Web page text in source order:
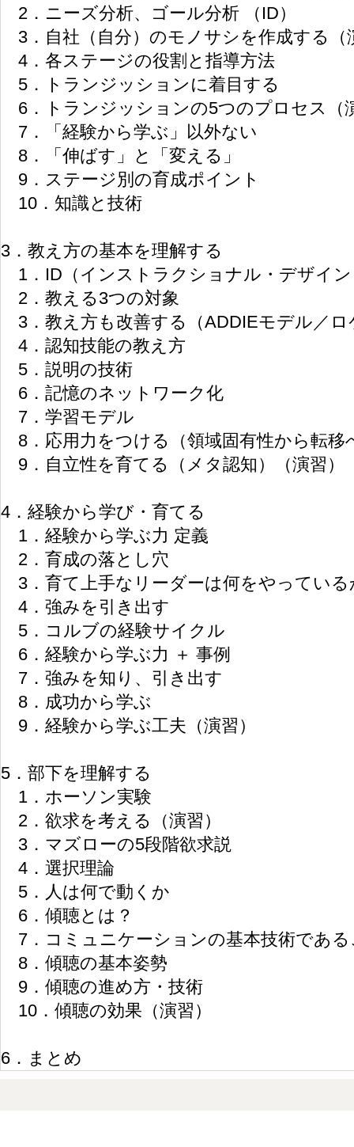
2．ニーズ分析、ゴール分析 （ID）
3．自社（自分）のモノサシを作成する（
4．各ステージの役割と指導方法
5．トランジッションに着目する
6．トランジッションの5つのプロセス（
7．「経験から学ぶ」以外ない
8．「伸ばす」と「変える」
9．ステージ別の育成ポイント
10．知識と技術
3．教え方の基本を理解する
1．ID（インストラクショナル・デザイ
2．教える3つの対象
3．教え方も改善する（ADDIEモデル／
4．認知技能の教え方
5．説明の技術
6．記憶のネットワーク化
7．学習モデル
8．応用力をつける（領域固有性から転
9．自立性を育てる（メタ認知）（演習）
4．経験から学び・育てる
1．経験から学ぶ力 定義
2．育成の落とし穴
3．育て上手なリーダーは何をやっている
4．強みを引き出す
5．コルブの経験サイクル
6．経験から学ぶ力 ＋ 事例
7．強みを知り、引き出す
8．成功から学ぶ
9．経験から学ぶ工夫（演習）
5．部下を理解する
1．ホーソン実験
2．欲求を考える（演習）
3．マズローの5段階欲求説
4．選択理論
5．人は何で動くか
6．傾聴とは？
7．コミュニケーションの基本技術であ
8．傾聴の基本姿勢
9．傾聴の進め方・技術
10．傾聴の効果（演習）
6．まとめ